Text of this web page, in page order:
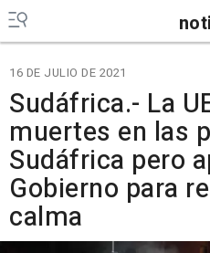
noti
16 DE JULIO DE 2021
Sudáfrica.- La
muertes en las
Sudáfrica pero
Gobierno para
calma